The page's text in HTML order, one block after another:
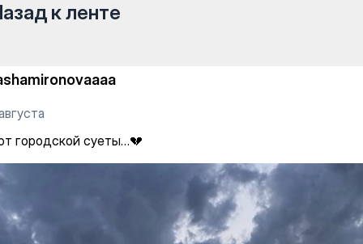
к ленте
городской суеты…💔